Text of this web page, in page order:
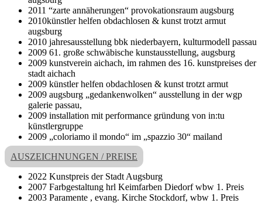
2011 “zarte annäherungen“ provokationsraum augsburg
2010künstler helfen obdachlosen & kunst trotzt armut
augsburg
2010 jahresausstellung bbk niederbayern, kulturmodell passau
2009 61. große schwäbische kunstausstellung, augsburg
2009 kunstverein aichach, im rahmen des 16. kunstpreises der
stadt aichach
2009 künstler helfen obdachlosen & kunst trotzt armut
2009 augsburg „gedankenwolken“ ausstellung in der wgp
galerie passau,
2009 installation mit performance gründung von in:tu
künstlergruppe
2009 „coloriamo il mondo“ im „spazzio 30“ mailand
AUSZEICHNUNGEN / PREISE
2022 Kunstpreis der Stadt Augsburg
2007 Farbgestaltung hrl Keimfarben Diedorf wbw 1. Preis
2003 Paramente , evang. Kirche Stockdorf, wbw 1. Preis